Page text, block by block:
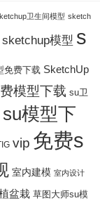
卫生间模型 sketch
sketchup模型 s
免费下载 SketchUp
模型下载 su卫
su模型下
vip 免费s
室内建模 室内设计
盆栽 草图大师su模